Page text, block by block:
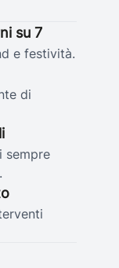
su 7
e festività.
di
sempre